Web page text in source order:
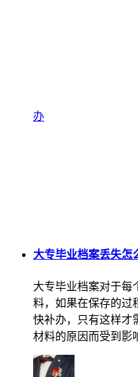
办
大专毕业档案丢失怎
大专毕业档案对于每
料，如果在保存的过
快补办，只有这样才
材料的原因而受到